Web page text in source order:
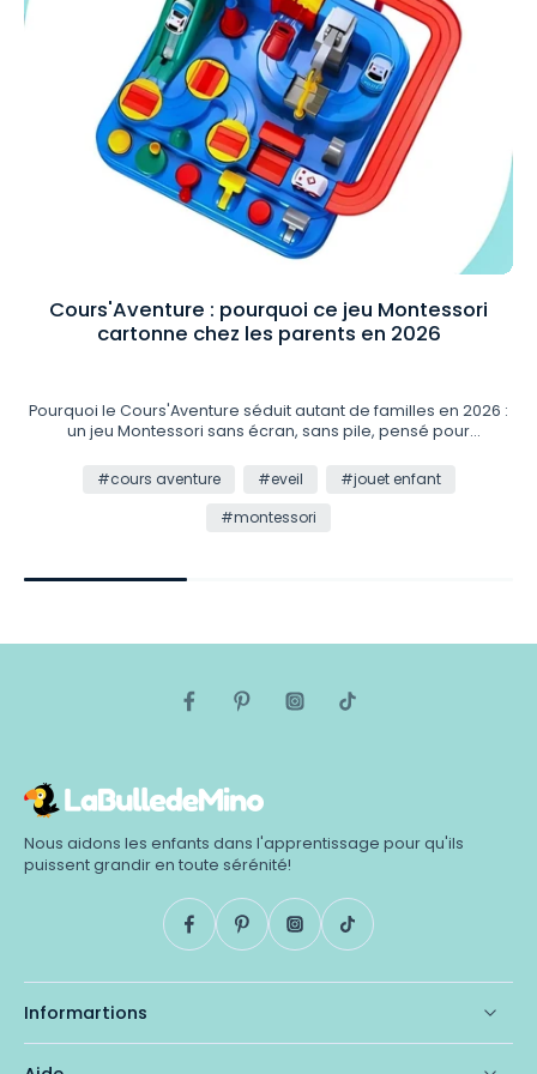
Cours'Aventure : pourquoi ce jeu Montessori
cartonne chez les parents en 2026
Pourquoi le Cours'Aventure séduit autant de familles en 2026 :
un jeu Montessori sans écran, sans pile, pensé pour
#cours aventure
#eveil
#jouet enfant
#montessori
Nous aidons les enfants dans l'apprentissage pour qu'ils
puissent grandir en toute sérénité!
Informartions